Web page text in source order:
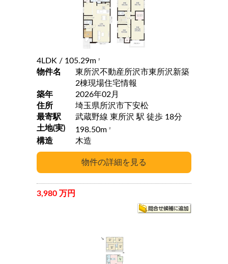
4LDK / 105.29m 2
物件名
東所沢不動産所沢市東所沢新築
2棟現場住宅情報
築年
2026年02月
住所
埼玉県所沢市下安松
最寄駅
武蔵野線 東所沢 駅 徒歩 18分
土地(実)
198.50m 2
構造 木造
3,980 万円